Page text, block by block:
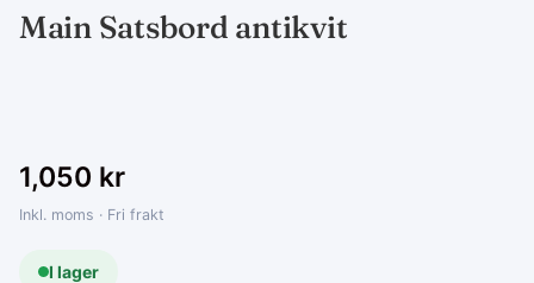
Main Satsbord antikvit
1,050 kr
Inkl. moms · Fri frakt
I lager